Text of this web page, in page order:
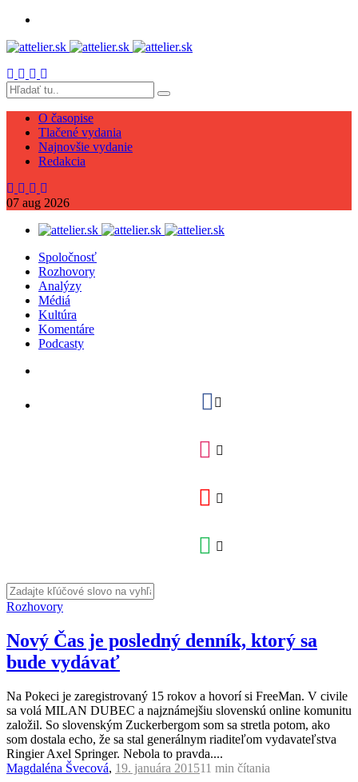
O časopise
Tlačené vydania
Najnovšie vydanie
Redakcia
07 aug 2026
Spoločnosť
Rozhovory
Analýzy
Médiá
Kultúra
Komentáre
Podcasty
Rozhovory
Nový Čas je posledný denník, ktorý sa
bude vydávať
Na Pokeci je zaregistrovaný 15 rokov a hovorí si FreeMan. V civile
sa volá MILAN DUBEC a najznámejšiu slovenskú online komunitu
založil. So slovenským Zuckerbergom som sa stretla potom, ako
som dostala echo, že sa stal generálnym riaditeľom vydavateľstva
Ringier Axel Springer. Nebola to pravda....
Magdaléna Švecová, 19. januára 201511 min čítania